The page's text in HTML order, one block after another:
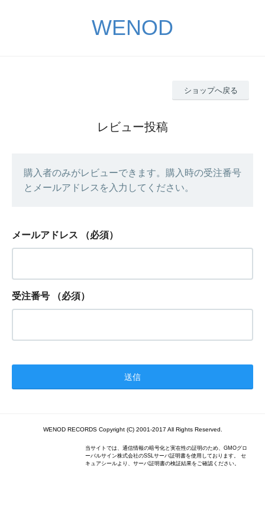
WENOD
ショップへ戻る
レビュー投稿
購入者のみがレビューできます。購入時の受注番号
とメールアドレスを入力してください。
メールアドレス （必須）
受注番号 （必須）
WENOD RECORDS Copyright (C) 2001-2017 All Rights Reserved.
当サイトでは、通信情報の暗号化と実在性の証明のため、GMOグロ
ーバルサイン株式会社のSSLサーバ証明書を使用しております。 セ
キュアシールより、サーバ証明書の検証結果をご確認ください。